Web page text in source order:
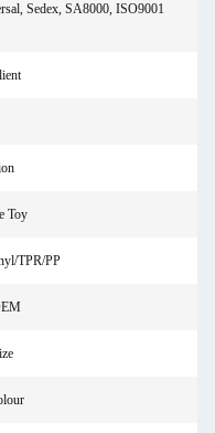
Sedex, SA8000, ISO9001
Toy
TPR/PP